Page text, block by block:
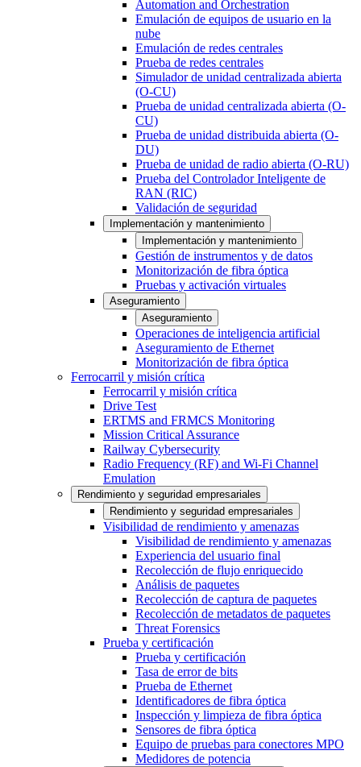
Automation and Orchestration
Emulación de equipos de usuario en la
nube
Emulación de redes centrales
Prueba de redes centrales
Simulador de unidad centralizada abierta
(O-CU)
Prueba de unidad centralizada abierta (O-
CU)
Prueba de unidad distribuida abierta (O-
DU)
Prueba de unidad de radio abierta (O-RU)
Prueba del Controlador Inteligente de
RAN (RIC)
Validación de seguridad
Implementación y mantenimiento
Implementación y mantenimiento
Gestión de instrumentos y de datos
Monitorización de fibra óptica
Pruebas y activación virtuales
Aseguramiento
Aseguramiento
Operaciones de inteligencia artificial
Aseguramiento de Ethernet
Monitorización de fibra óptica
Ferrocarril y misión crítica
Ferrocarril y misión crítica
Drive Test
ERTMS and FRMCS Monitoring
Mission Critical Assurance
Railway Cybersecurity
Radio Frequency (RF) and Wi-Fi Channel
Emulation
Rendimiento y seguridad empresariales
Rendimiento y seguridad empresariales
Visibilidad de rendimiento y amenazas
Visibilidad de rendimiento y amenazas
Experiencia del usuario final
Recolección de flujo enriquecido
Análisis de paquetes
Recolección de captura de paquetes
Recolección de metadatos de paquetes
Threat Forensics
Prueba y certificación
Prueba y certificación
Tasa de error de bits
Prueba de Ethernet
Identificadores de fibra óptica
Inspección y limpieza de fibra óptica
Sensores de fibra óptica
Equipo de pruebas para conectores MPO
Medidores de potencia